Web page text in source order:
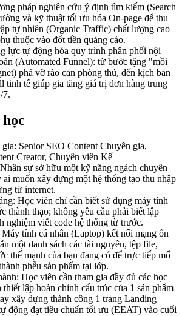
pháp nghiên cứu ý định tìm kiếm (Search
và kỹ thuật tối ưu hóa On-page để thu
tự nhiên (Organic Traffic) chất lượng cao
thuộc vào đốt tiền quảng cáo.
lực tự động hóa quy trình phân phối nội
(Automated Funnel): từ bước tặng "mồi
phá vỡ rào cản phòng thủ, đến kịch bản
tinh tế giúp gia tăng giá trị đơn hàng trung
7.
Senior SEO Content Chuyên gia,
Creator, Chuyên viên Kế
sự sở hữu một kỹ năng ngách chuyên
ai muốn xây dựng một hệ thống tạo thu nhập
từ internet.
Học viên chỉ cần biết sử dụng máy tính
thành thạo; không yêu cầu phải biết lập
nghiệm viết code hệ thống từ trước.
tính cá nhân (Laptop) kết nối mạng ổn
một danh sách các tài nguyên, tệp file,
thế mạnh của bạn đang có để trực tiếp mổ
phễu sản phẩm tại lớp.
Học viên cần tham gia đầy đủ các học
thiết lập hoàn chỉnh cấu trúc của 1 sản phẩm
xây dựng thành công 1 trang Landing
động đạt tiêu chuẩn tối ưu (EEAT) vào cuối